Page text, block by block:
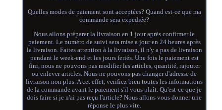
Quelles modes de paiement sont acceptées? Quand est-ce que ma
commande sera expediée?
Nous allons préparer la livraison en 1 jour après confirmer le
paiement. Le numéro de suivi sera mise a jour en 24 heures après
la livraison. Faites attention à la livraison, il n'y a pas de livraison
pendant le week-end et les jours feriés. Une fois le paiement est
fini, nous ne pouvons pas modifier les articles, quantité, rajouter
ou enlever articles. Nous ne pouvons pas changer d'adresse de
livraison non plus. A cet effet, verifiez bien toutes les informations
de la commande avant le paiement s'il vous plaît. Qu'est-ce que je
dois faire si je n'ai pas reçu l'article? Nous allons vous donner une
réponse le plus vite.